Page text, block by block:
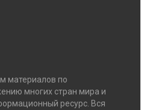
материалов по
многих стран мира и
ресурс. Вся